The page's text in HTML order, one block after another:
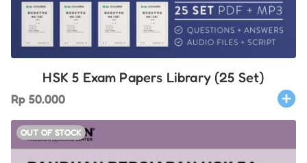
HSK 5 Exam Papers Library (25 Set)
Rp 50.000
OUT OF STOCK